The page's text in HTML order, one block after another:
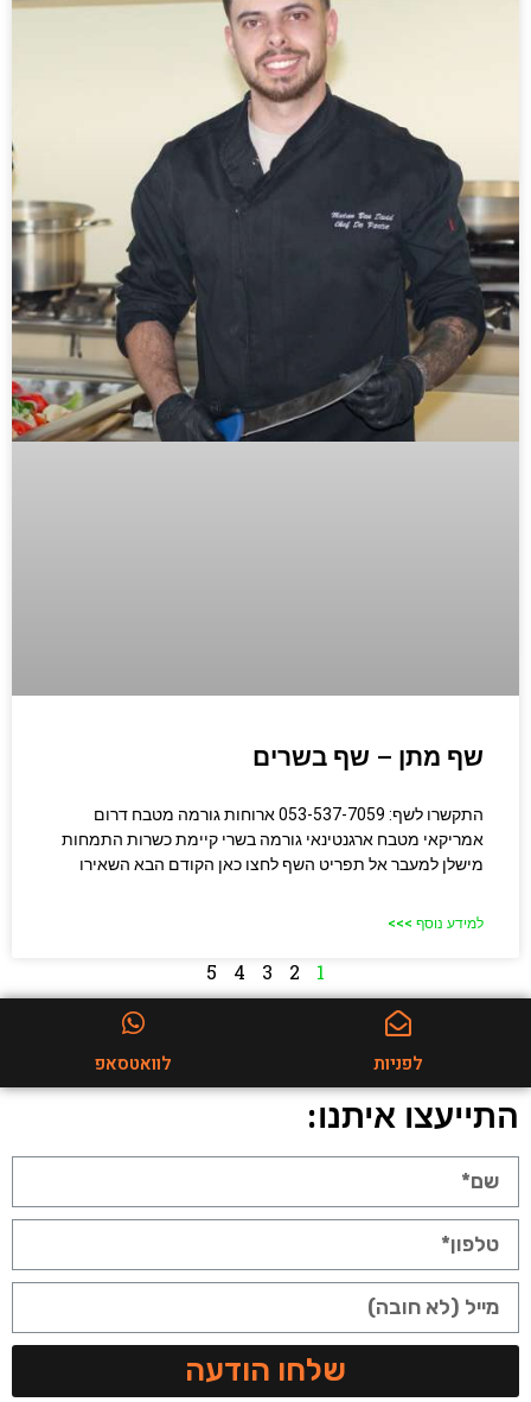
שף מתן – שף בשרים
התקשרו לשף: 053-537-7059 ארוחות גורמה מטבח דרום
אמריקאי מטבח ארגנטינאי גורמה בשרי קיימת כשרות התמחות
מישלן למעבר אל תפריט השף לחצו כאן הקודם הבא השאירו
למידע נוסף >>>
1
2
3
4
5
לפניות לוואטסאפ
התייעצו איתנו:
שלחו הודעה